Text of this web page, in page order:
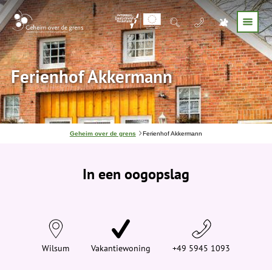
Ferienhof Akkermann
J
Geheim over de grens Ferienhof Akkermann
In een oogopslag
Wilsum Vakantiewoning +49 5945 1093